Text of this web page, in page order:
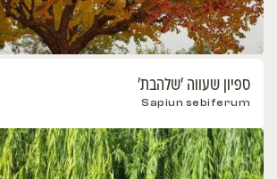
ספיון שעווה 'שלהבת'
Sapiun sebiferum